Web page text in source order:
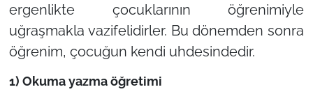
ergenlikte çocuklarının öğrenimiyle
uğraşmakla vazifelidirler. Bu dönemden sonra
öğrenim, çocuğun kendi uhdesindedir.
1) Okuma yazma öğretimi